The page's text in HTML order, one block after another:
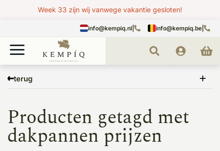
Week 33 zijn wij vanwege vakantie gesloten!
info@kempiq.nl info@kempiq.be
terug
dakpannen prijzen
Producten getagd met
dakpannen prijzen